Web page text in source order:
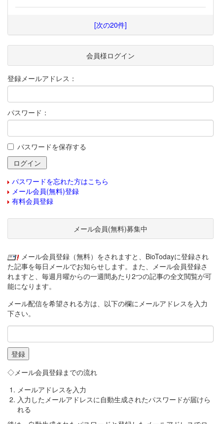
[次の20件]
会員様ログイン
登録メールアドレス：
パスワード：
パスワードを保存する
パスワードを忘れた方はこちら
メール会員(無料)登録
有料会員登録
メール会員(無料)募集中
メール会員登録（無料）をされますと、BioTodayに登録され
た記事を毎日メールでお知らせします。また、メール会員登録さ
れますと、毎週月曜からの一週間あたり2つの記事の全文閲覧が可
能になります。
メール配信を希望される方は、以下の欄にメールアドレスを入力
下さい。
◇メール会員登録までの流れ
メールアドレスを入力
入力したメールアドレスに自動生成されたパスワードが届けら
れる